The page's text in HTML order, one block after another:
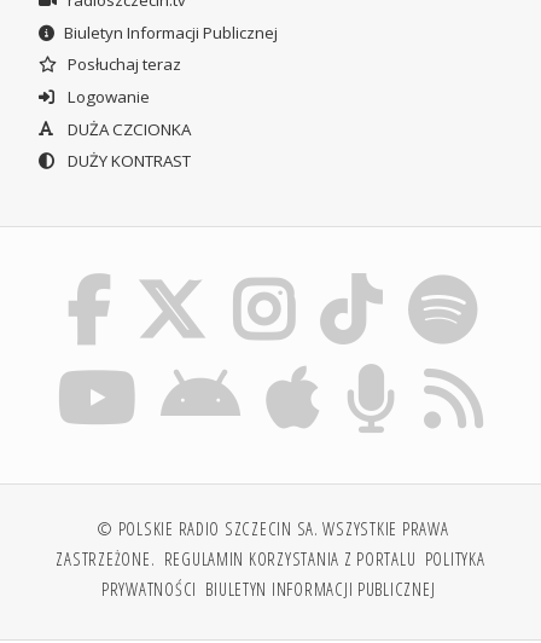
Biuletyn Informacji Publicznej
Posłuchaj teraz
Logowanie
DUŻA CZCIONKA
DUŻY KONTRAST
© POLSKIE RADIO SZCZECIN SA. WSZYSTKIE PRAWA
ZASTRZEŻONE. REGULAMIN KORZYSTANIA Z PORTALU POLITYKA
PRYWATNOŚCI BIULETYN INFORMACJI PUBLICZNEJ